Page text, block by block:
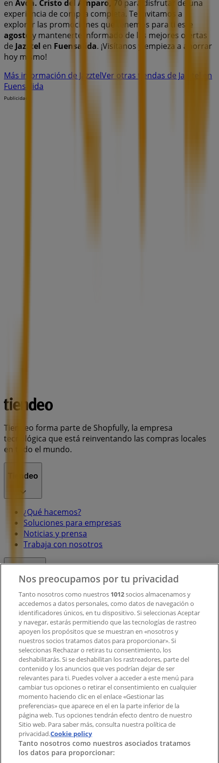
en Avda. Cristo del Amparo, 70 para disfrutar de una
experiencia de compra completa. Te invitamos a
explorar las promociones que tenemos para ti este
agosto y mantenerte informado de las mejores ofertas
de Jazztel en Fuensalida. ¡Visítanos y empieza a ahorrar
hoy mismo!
Más información de JazztelVer otras tiendas de Jazztel en
Fuensalida
Publicidad
Tiendeo forma parte de Shopfully, la empresa
tecnológica que está reinventando las compras locales
en todo el mundo.
Tiendeo
¿Qué hacemos?
Soluciones para empresas
Noticias y prensa
Trabaja con nosotros
Contacto comercial y de marketing
Tienda mal colocada en el mapa
Notificar un folleto
¿Encontraste un problema en la web o en la
aplicación?
Índices
Marcas
Marcas locales
Negocios
Negocios cercanos
Productos
Nos preocupamos por tu privacidad
Tanto nosotros como nuestros 1012socios almacenamos y
accedemos a datos personales, como datos de navegación o
identificadores únicos, en tu dispositivo. Si seleccionas Aceptar
y navegar, estarás permitiendo que las tecnologías de rastreo
apoyen los propósitos que se muestran en «nosotros y
nuestros socios tratamos datos para proporcionar». Si
seleccionas Rechazar o retiras tu consentimiento, los
deshabilitarás. Si se deshabilitan los rastreadores, parte del
contenido y los anuncios que ves podrían dejar de ser
relevantes para ti. Puedes volver a acceder a este menú para
cambiar tus opciones o retirar el consentimiento en cualquier
momento haciendo clic en el enlace «Gestionar las
preferencias» que aparece en el en la parte inferior de la
página web. Tus opciones tendrán efecto dentro de nuestro
Sitio web. Para saber más, consulta nuestra política de
privacidad.Cookie policy
Tanto nosotros como nuestros asociados tratamos
los datos para proporcionar: